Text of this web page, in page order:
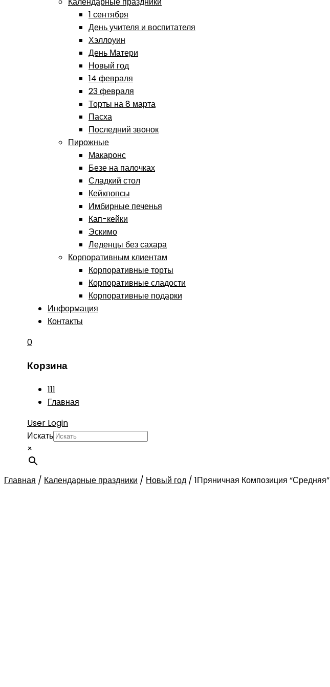
1 сентября
День учителя и воспитателя
Хэллоуин
День Матери
Новый год
14 февраля
23 февраля
Торты на 8 марта
Пасха
Последний звонок
Пирожные
Макаронс
Безе на палочках
Сладкий стол
Кейкпопсы
Имбирные печенья
Кап-кейки
Эскимо
Леденцы без сахара
Корпоративным клиентам
Корпоративные торты
Корпоративные сладости
Корпоративные подарки
Информация
Контакты
0
Корзина
111
Главная
User Login
Искать
×
Главная / Календарные праздники / Новый год / 1Пряничная Композиция “Средняя”